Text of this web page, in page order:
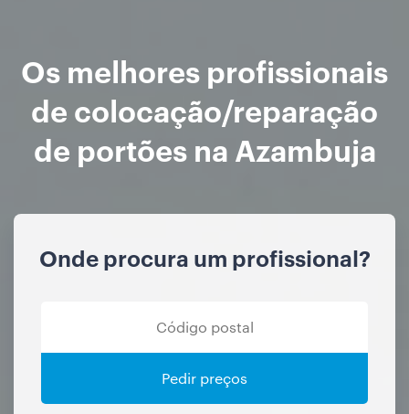
Os melhores profissionais
de colocação/reparação
de portões na Azambuja
Onde procura um profissional?
Pedir preços